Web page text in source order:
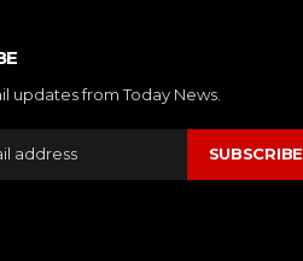
updates from Today News.
SUBSCRIBE